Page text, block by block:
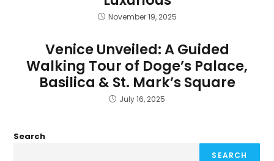
November 19, 2025
Venice Unveiled: A Guided
Walking Tour of Doge’s Palace,
Basilica & St. Mark’s Square
July 16, 2025
Search
SEARCH